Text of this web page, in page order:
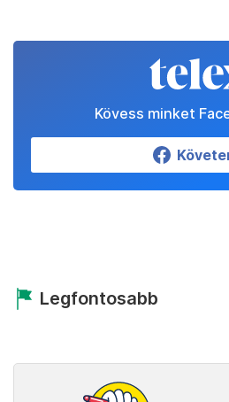
Kövess minket
Legfontosabb